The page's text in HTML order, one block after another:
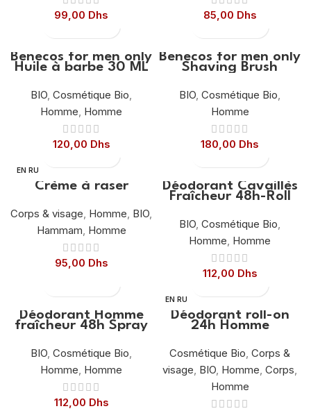
99,00 Dhs 85,00 Dhs
Benecos for men only
Huile à barbe 30 ML
BIO, Cosmétique Bio,
Homme, Homme
120,00 Dhs
Benecos for men only
Shaving Brush
BIO, Cosmétique Bio,
Homme
180,00 Dhs
EN RU
Crème à raser
Corps & visage Homme BIO
Hammam Homme
95,00 Dhs
Déodorant Cavaillès
Fraîcheur 48h-Roll
BIO Cosmétique Bio
Homme Homme
112,00 Dhs
Déodorant Homme
fraîcheur 48h Spray
BIO Cosmétique Bio
Homme Homme
112,00 Dhs
EN RU
Déodorant roll-on
24h Homme
Cosmétique Bio Corps &
visage BIO Homme Corps
Homme